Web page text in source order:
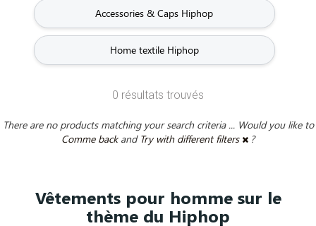
Accessories & Caps Hiphop
Home textile Hiphop
0 résultats trouvés
There are no products matching your search criteria ... Would you like to
Comme back and Try with different filters ?
Vêtements pour homme sur le
thème du Hiphop